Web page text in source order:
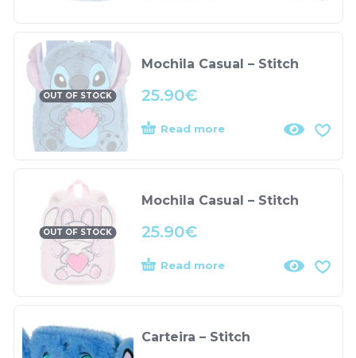
OUT OF STOCK
Mochila Casual – Stitch
25.90€
Read more
OUT OF STOCK
Mochila Casual – Stitch
25.90€
Read more
Carteira – Stitch